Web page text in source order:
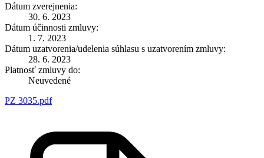
Dátum zverejnenia:
30. 6. 2023
Dátum účinnosti zmluvy:
1. 7. 2023
Dátum uzatvorenia/udelenia súhlasu s uzatvorením zmluvy:
28. 6. 2023
Platnosť zmluvy do:
Neuvedené
PZ 3035.pdf